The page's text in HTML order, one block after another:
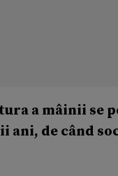
a mâinii se
de când